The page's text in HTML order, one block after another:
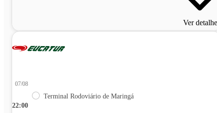
Ver
22:00
07/08
Terminal Rodoviário de Maringá